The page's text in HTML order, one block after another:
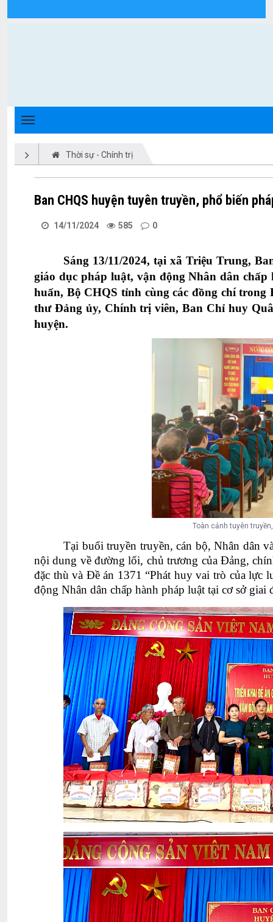
Thời sự - Chính trị
Ban CHQS huyện tuyên truyền, phổ biến
14/11/2024 585 0
Sáng 13/11/2024, tại xã Triệu Trung,
giáo dục pháp luật, vận động Nhân dân
huấn, Bộ CHQS tỉnh cùng các đồng chí
thư Đảng ủy, Chính trị viên, Ban Chỉ huy
huyện.
Toàn cảnh tuyên
Tại buổi truyền truyền, cán bộ, Nhân dân
nội dung về đường lối, chủ trương của Đảng,
đặc thù và Đề án 1371 “Phát huy vai trò của lực
động Nhân dân chấp hành pháp luật tại cơ sở